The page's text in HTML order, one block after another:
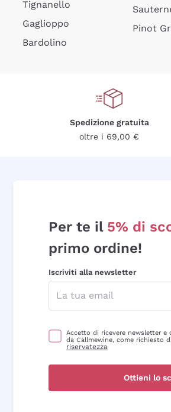
Tignanello
Gaglioppo
Bardolino
Pinot
Spedizione gratuita
oltre i 69,00 €
Per te il 5% di
primo ordine!
Iscriviti alla newsletter
Accetto di ricevere newsletter e
da Callmewine, come richiesto
riservatezza
Ottieni lo